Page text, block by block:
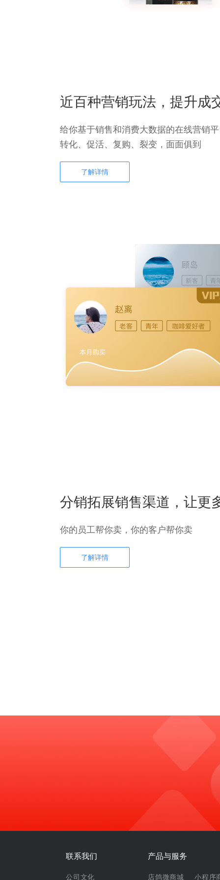
近百种营销玩法，提升成
给你基于销售和消费大数据的在线营销
转化、促活、复购、裂变，面面俱到
了解详情
分销拓展销售渠道，让更
你的员工帮你卖，你的客户帮你卖
了解详情
联系我们
公司文化
产品与服务
店鸽微商城 小程序